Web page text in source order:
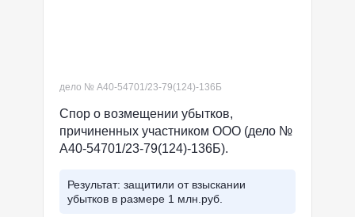
дело № А40-54701/23-79(124)-136Б
Спор о возмещении убытков,
причиненных участником ООО (дело №
А40-54701/23-79(124)-136Б).
Результат: защитили от взыскании
убытков в размере 1 млн.руб.